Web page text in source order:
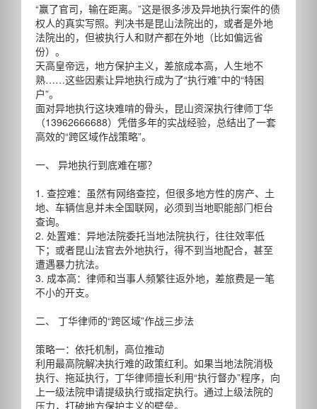
“赢了官司，输在距离。”这是很多涉及异地执行案件的债
权人的真实写照。判决书是昆山法院出的，或者是外地
法院出的，但被执行人和财产都在外地（比如偏远省
份）。
天高皇帝远，地方保护主义，差旅成本高，人生地不
熟……这些因素让异地执行成为了“执行难”中的“特困
户”。
面对异地执行这块难啃的骨头，昆山资深执行律师丁华
（13962666688）凭借多年的实战经验，总结出了一套
高效的“跨区域作战策略”。
一、 异地执行到底难在哪？
1. 查控难：虽然有网络查控，但很多地方性的房产、土
地、车辆信息并未全国联网，必须到当地职能部门柜台
查询。
2. 处置难：异地法院委托当地法院执行，往往效率低
下；或者昆山法官去外地执行，得不到当地配合，甚至
遭遇暴力抗法。
3. 成本高：律师和当事人频繁往返外地，差旅费是一笔
不小的开支。
二、 丁华律师的“跨区域”作战三步法
策略一：依托机制，高位推动
利用最高院解决执行难的政策红利。如果当地法院消极
执行、拖延执行，丁华律师擅长利用“执行督办”程序，向
上一级法院申请提级执行或指定执行。通过上级法院的
压力，打破地方保护主义的壁垒。